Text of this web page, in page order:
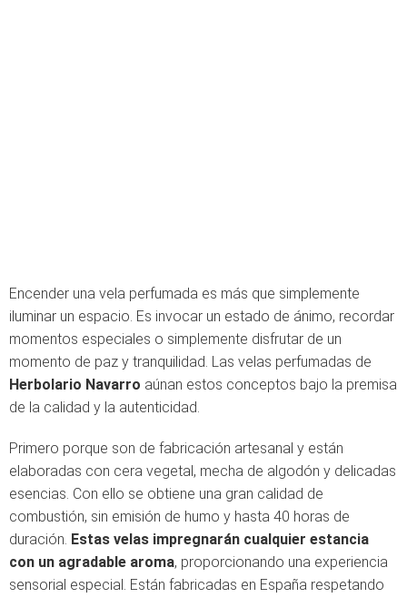
Encender una vela perfumada es más que simplemente
iluminar un espacio. Es invocar un estado de ánimo, recordar
momentos especiales o simplemente disfrutar de un
momento de paz y tranquilidad. Las velas perfumadas de
Herbolario Navarro aúnan estos conceptos bajo la premisa
de la calidad y la autenticidad.
Primero porque son de fabricación artesanal y están
elaboradas con cera vegetal, mecha de algodón y delicadas
esencias. Con ello se obtiene una gran calidad de
combustión, sin emisión de humo y hasta 40 horas de
duración. Estas velas impregnarán cualquier estancia
con un agradable aroma, proporcionando una experiencia
sensorial especial. Están fabricadas en España respetando